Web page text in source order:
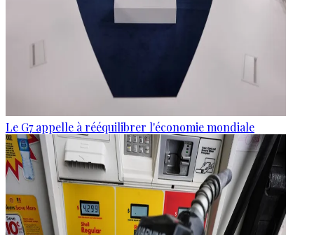
Le G7 appelle à rééquilibrer l'économie mondiale